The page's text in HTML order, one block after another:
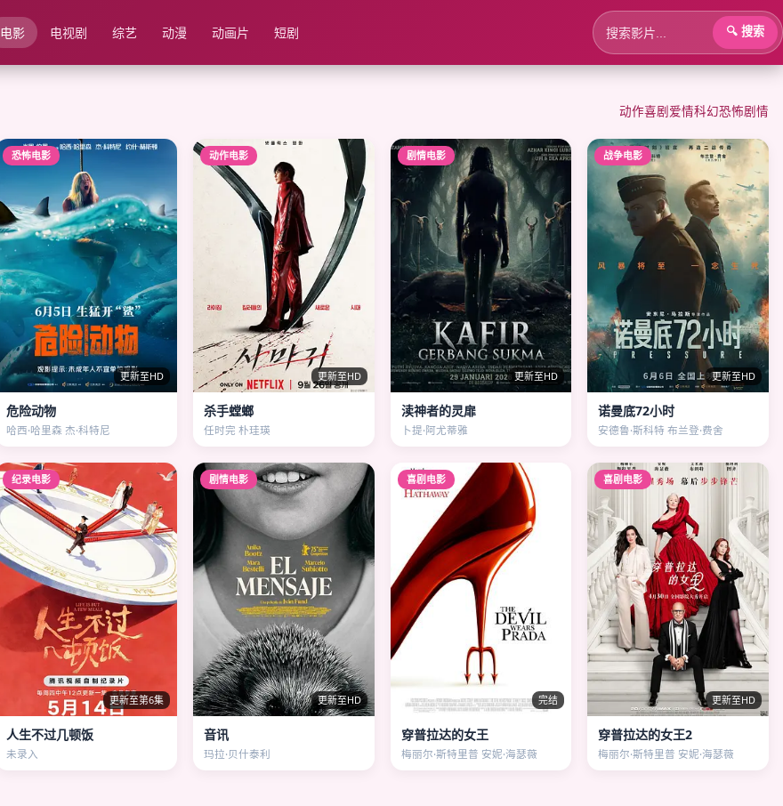
电影 电视剧 综艺 动漫 动画片 短剧 🔍 搜索
动作喜剧爱情科幻恐怖剧情
恐怖电影
更新至HD
危险动物
哈西·哈里森 杰·科特尼
动作电影
更新至HD
杀手螳螂
任时完 朴珪瑛
剧情电影
更新至HD
渎神者的灵扉
卜提·阿尤蒂雅
战争电影
更新至HD
诺曼底72小时
安德鲁·斯科特 布兰登·费舍
纪录电影
更新至第6集
人生不过几顿饭
未录入
剧情电影
更新至HD
音讯
玛拉·贝什泰利
喜剧电影
完结
穿普拉达的女王
梅丽尔·斯特里普 安妮·海瑟薇
喜剧电影
更新至HD
穿普拉达的女王2
梅丽尔·斯特里普 安妮·海瑟薇